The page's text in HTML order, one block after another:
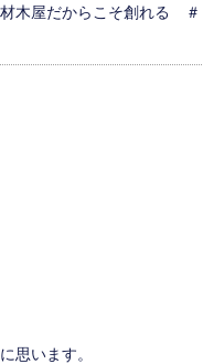
屋だからこそ創れる ＃
思います。